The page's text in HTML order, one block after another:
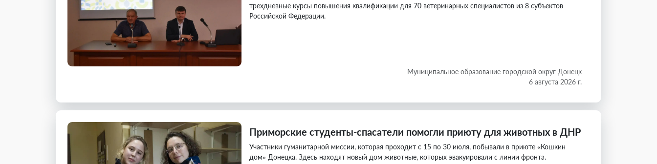
трехдневные курсы повышения квалификации для 70 ветеринарных специалистов из 8 субъектов
Российской Федерации.
Муниципальное образование городской округ Донецк
6 августа 2026 г.
Приморские студенты-спасатели помогли приюту для животных в ДНР
Участники гуманитарной миссии, которая проходит с 15 по 30 июля, побывали в приюте «Кошкин
дом» Донецка. Здесь находят новый дом животные, которых эвакуировали с линии фронта.